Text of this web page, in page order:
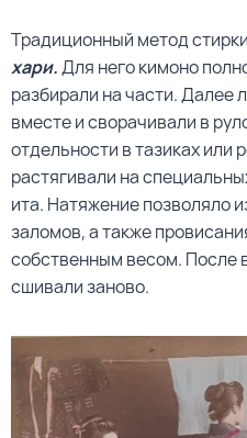
Традиционный метод
хари.Для него кимоно
разбирали на части. Далее
вместе и сворачивали в
отдельности в тазиках или
растягивали на
ита. Натяжение позволяло
заломов, а также
собственным весом. После
сшивали заново.